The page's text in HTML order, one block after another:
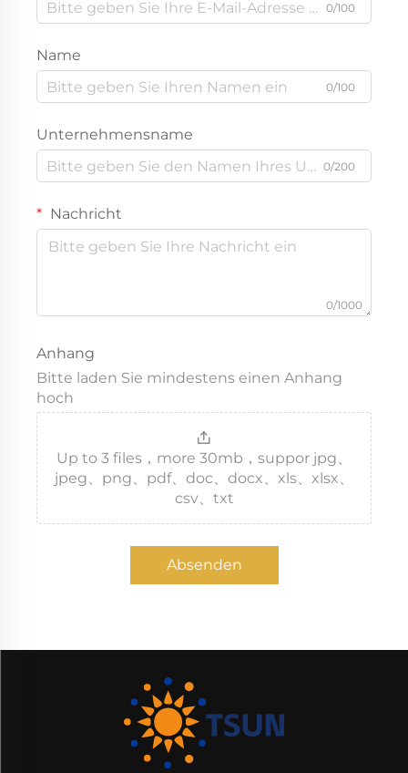
0/100
Name
0/100
Unternehmensname
0/200
Nachricht
0/1000
Anhang
Bitte laden Sie mindestens einen Anhang
hoch
Up to 3 files，more 30mb，suppor jpg、
jpeg、png、pdf、doc、docx、xls、xlsx、
csv、txt
Absenden